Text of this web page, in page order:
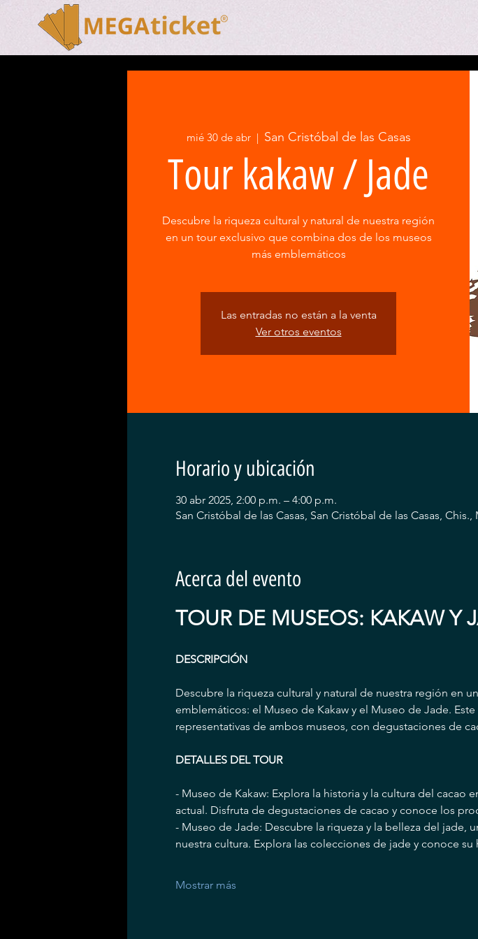
mié 30 de abr
  |
San Cristóbal de las Casas
Tour kakaw / Jade
Descubre la riqueza cultural y natural de nuestra región
en un tour exclusivo que combina dos de los museos
más emblemáticos
Las entradas no están a la venta
Ver otros eventos
Horario y ubicación
30 abr 2025, 2:00 p.m. – 4:00 p.m.
San Cristóbal de las Casas, San Cristóbal de las Casas, Chis.,
Acerca del evento
TOUR DE MUSEOS: KAKAW Y
DESCRIPCIÓN
Descubre la riqueza cultural y natural de nuestra región en
emblemáticos: el Museo de Kakaw y el Museo de Jade.
representativas de ambos museos, con degustaciones de
DETALLES DEL TOUR
- Museo de Kakaw: Explora la historia y la cultura del cacao
actual. Disfruta de degustaciones de cacao y conoce los
- Museo de Jade: Descubre la riqueza y la belleza del jade,
nuestra cultura. Explora las colecciones de jade y conoce
Mostrar más